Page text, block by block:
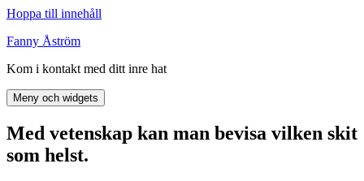
Hoppa till innehåll
Fanny Åström
Kom i kontakt med ditt inre hat
Meny och widgets
Med vetenskap kan man bevisa vilken skit
som helst.